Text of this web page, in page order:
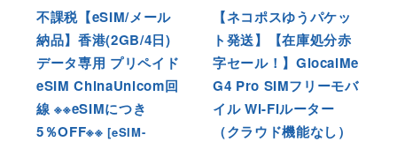
不課税【eSIM/メール
納品】香港(2GB/4日)
データ専用 プリペイド
eSIM ChinaUnicom回
線 ※※eSIMにつき
5％OFF※※ [eSIM-
【ネコポスゆうパケッ
ト発送】【在庫処分赤
字セール！】GlocalMe
G4 Pro SIMフリーモバ
イル Wi-Fiルーター
（クラウド機能なし）